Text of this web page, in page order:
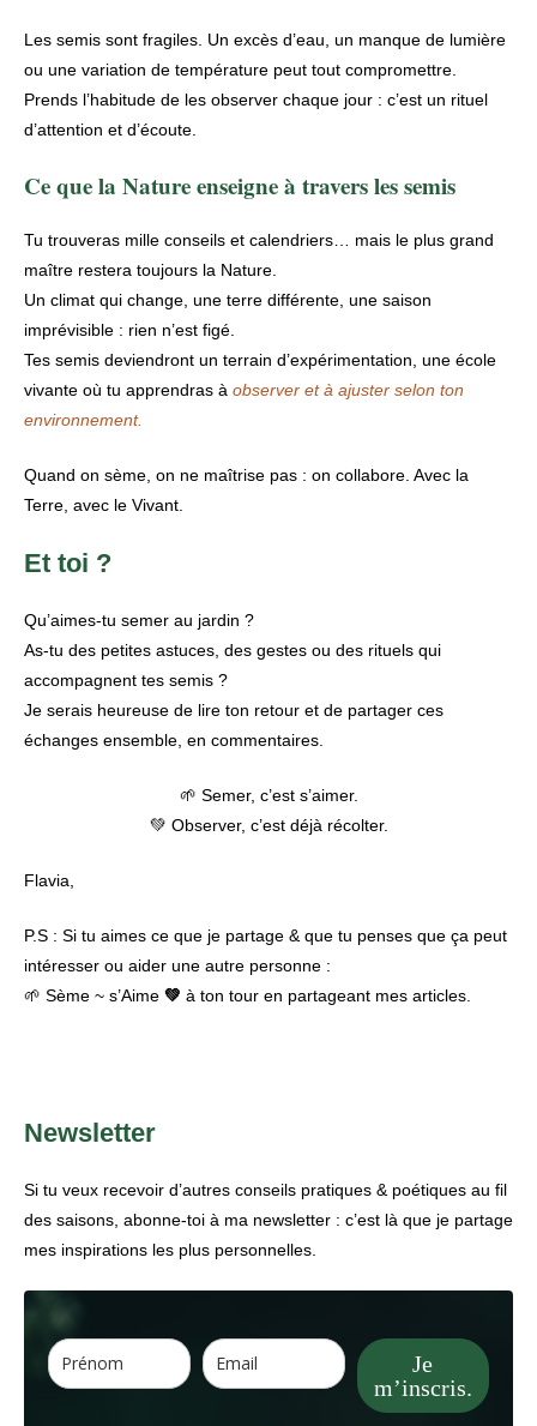
Les semis sont fragiles. Un excès d’eau, un manque de lumière
ou une variation de température peut tout compromettre.
Prends l’habitude de les observer chaque jour : c’est un rituel
d’attention et d’écoute.
Ce que la Nature enseigne à travers les semis
Tu trouveras mille conseils et calendriers… mais le plus grand
maître restera toujours la Nature.
Un climat qui change, une terre différente, une saison
imprévisible : rien n’est figé.
Tes semis deviendront un terrain d’expérimentation, une école
vivante où tu apprendras à observer et à ajuster selon ton
environnement.
Quand on sème, on ne maîtrise pas : on collabore. Avec la
Terre, avec le Vivant.
Et toi ?
Qu’aimes-tu semer au jardin ?
As-tu des petites astuces, des gestes ou des rituels qui
accompagnent tes semis ?
Je serais heureuse de lire ton retour et de partager ces
échanges ensemble, en commentaires.
🌱 Semer, c’est s’aimer.
💚 Observer, c’est déjà récolter.
Flavia,
P.S : Si tu aimes ce que je partage & que tu penses que ça peut
intéresser ou aider une autre personne :
🌱 Sème ~ s’Aime 💚 à ton tour en partageant mes articles.
Newsletter
Si tu veux recevoir d’autres conseils pratiques & poétiques au fil
des saisons, abonne-toi à ma newsletter : c’est là que je partage
mes inspirations les plus personnelles.
Je
m’inscris.